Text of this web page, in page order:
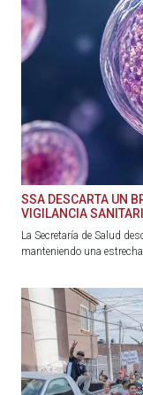
SSA DESCARTA UN
VIGILANCIA
La Secretaría de Salud
manteniendo una